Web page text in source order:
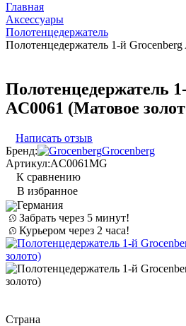
Главная
Аксессуары
Полотенцедержатель
Полотенцедержатель 1-й
Полотенцедержатель
AC0061 (Матовое
Написать отзыв
Бренд:
Grocenberg
Артикул:AC0061MG
К сравнению
В избранное
Германия
Забрать через 5 минут!
Курьером через 2 часа!
Страна